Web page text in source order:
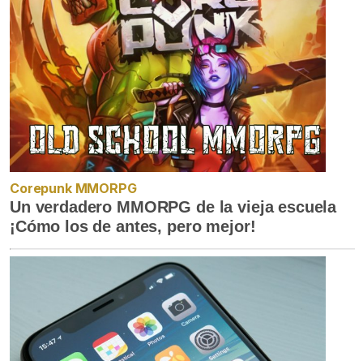
Corepunk MMORPG
Un verdadero MMORPG de la vieja escuela
¡Cómo los de antes, pero mejor!